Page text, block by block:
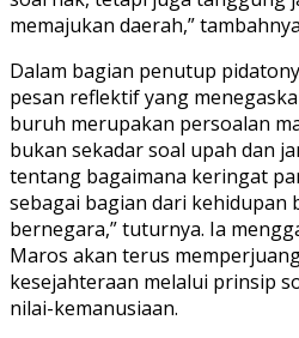
memajukan daerah,”
Dalam bagian penutup
pesan reflektif yang
buruh merupakan persoalan
bukan sekadar soal upah dan
tentang bagaimana keringat
sebagai bagian dari kehidupan
bernegara,” tuturnya. Ia
Maros akan terus
kesejahteraan melalui prinsip
nilai-kemanusiaan.